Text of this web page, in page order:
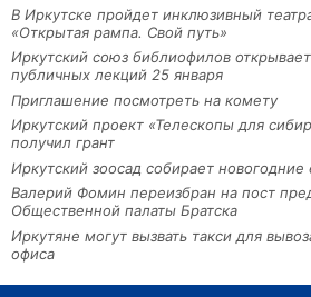
В Иркутске пройдет инклюзивный
«Открытая рампа. Свой путь»
Иркутский союз библиофилов
публичных лекций 25 января
Приглашение посмотреть на комету
Иркутский проект «Телескопы для
получил грант
Иркутский зоосад собирает
Валерий Фомин переизбран на пост
Общественной палаты Братска
Иркутяне могут вызвать такси для
офиса